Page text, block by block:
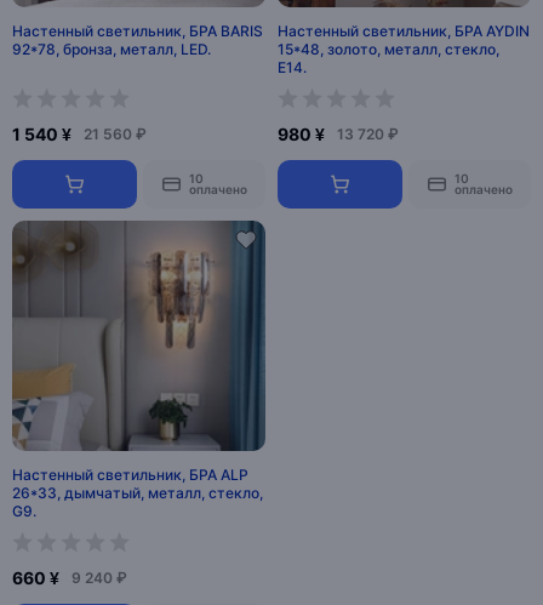
Настенный светильник, БРА BARIS
92*78, бронза, металл, LED.
1 540 ¥ 21 560 ₽
10
оплачено
Настенный светильник, БРА AYDIN
15*48, золото, металл, стекло,
Е14.
980 ¥ 13 720 ₽
10
оплачено
Настенный светильник, БРА ALP
26*33, дымчатый, металл, стекло,
G9.
660 ¥ 9 240 ₽